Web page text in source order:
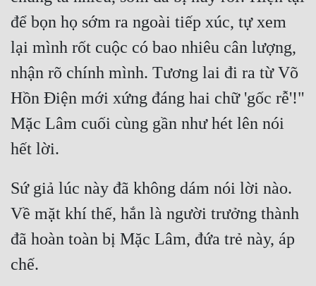
để bọn họ sớm ra ngoài tiếp xúc, tự xem
lại mình rốt cuộc có bao nhiêu cân lượng,
nhận rõ chính mình. Tương lai đi ra từ Võ
Hồn Điện mới xứng đáng hai chữ 'gốc rễ'!"
Mặc Lâm cuối cùng gần như hét lên nói
Sứ giả lúc này đã không dám nói lời nào.
Về mặt khí thế, hắn là người trưởng thành
đã hoàn toàn bị Mặc Lâm, đứa trẻ này, áp